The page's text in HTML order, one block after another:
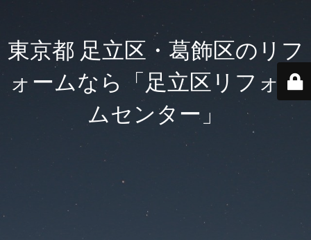
東京都 足立区・葛飾区のリフ
ォームなら「足立区リフォー
ムセンター」